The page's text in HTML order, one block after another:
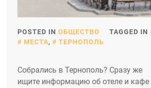
POSTED IN ОБЩЕСТВО TAGGED IN
МЕСТА, ТЕРНОПОЛЬ
Собрались в Тернополь? Сразу же
ищите информацию об отеле и кафе